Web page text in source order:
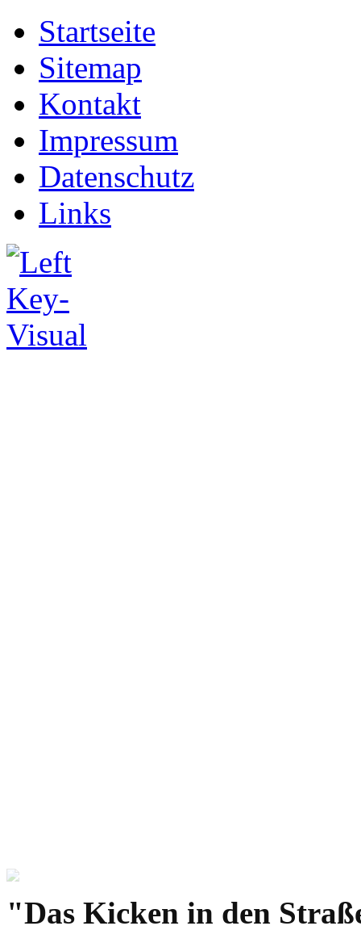
Startseite
Sitemap
Kontakt
Impressum
Datenschutz
Links